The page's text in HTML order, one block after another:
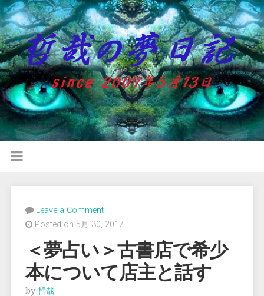
Leave a Comment
Posted on 5月 30, 2017
＜夢占い＞古書店で希少
本について店主と話す
by 哲哉